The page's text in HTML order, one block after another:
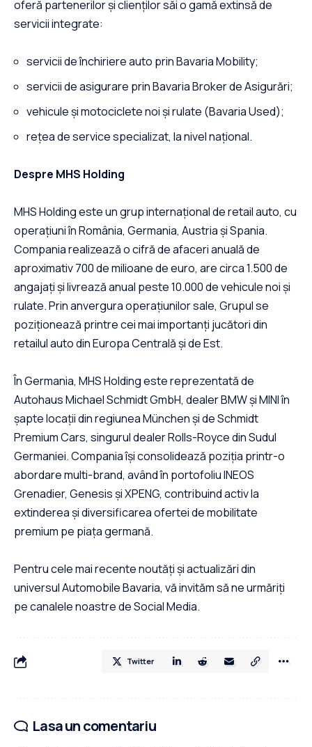
oferă partenerilor și clienților săi o gamă extinsă de
servicii integrate:
servicii de închiriere auto prin Bavaria Mobility;
servicii de asigurare prin Bavaria Broker de Asigurări;
vehicule și motociclete noi şi rulate (Bavaria Used);
rețea de service specializat, la nivel național.
Despre MHS Holding
MHS Holding este un grup internațional de retail auto, cu
operațiuni în România, Germania, Austria și Spania.
Compania realizează o cifră de afaceri anuală de
aproximativ 700 de milioane de euro, are circa 1.500 de
angajați și livrează anual peste 10.000 de vehicule noi și
rulate. Prin anvergura operațiunilor sale, Grupul se
poziționează printre cei mai importanți jucători din
retailul auto din Europa Centrală și de Est.
În Germania, MHS Holding este reprezentată de
Autohaus Michael Schmidt GmbH, dealer BMW și MINI în
șapte locații din regiunea München și de Schmidt
Premium Cars, singurul dealer Rolls-Royce din Sudul
Germaniei. Compania își consolidează poziția printr-o
abordare multi-brand, având în portofoliu INEOS
Grenadier, Genesis și XPENG, contribuind activ la
extinderea și diversificarea ofertei de mobilitate
premium pe piața germană.
Pentru cele mai recente noutăți și actualizări din
universul Automobile Bavaria, vă invităm să ne urmăriți
pe canalele noastre de Social Media.
Twitter
Lasa un comentariu